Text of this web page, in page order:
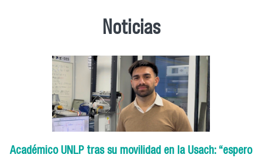
Noticias
Académico UNLP tras su movilidad en la Usach: “espero